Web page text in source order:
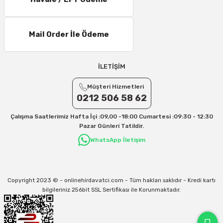
11 – 15 Desi/Kg= 245,50 TL- 347,40 TL
16 – 20 Desi/Kg= 307,50 TL- 371,80 TL
21 – 25 Desi/Kg= 357,90 TL-- 397,40 TL
Yurtiçi Kargo için 30 Desi sonrası her +1 Desi: 13 TL
Aras Kargo için 30 Desi sonrası her +1 Desi: 17 TL
Kargo ve teslimat süreçleriyle ilgili tüm sorularınız için bizimle iletişime
31/12/2026 Tarihine Kadar Geçerlidir
Mail Order İle Ödeme
İLETİŞİM
Müşteri Hizmetleri
0212 506 58 62
Çalışma Saatlerimiz Hafta İçi :09,00 -18:00 Cumartesi :09:30 - 12:30
Pazar Günleri Tatildir.
WhatsApp İletişim
Copyright 2023 © - onlinehirdavatci.com - Tüm hakları saklıdır - Kredi kartı
bilgileriniz 256bit SSL Sertifikası ile Korunmaktadır.